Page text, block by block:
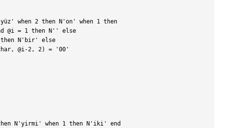
when 2 then N'on' when 1 then
@i = 1 then N'' else
N'bir' else
@i-2, 2) = '00'
N'yirmi' when 1 then N'iki' end